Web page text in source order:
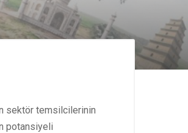
sektör temsilcilerinin
potansiyeli